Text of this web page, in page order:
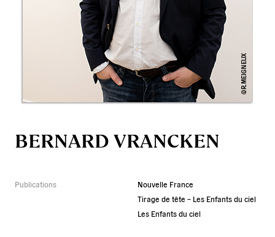
BERNARD VRANCKEN
Publications
Nouvelle France
Tirage de tête – Les Enfants du ciel
Les Enfants du ciel